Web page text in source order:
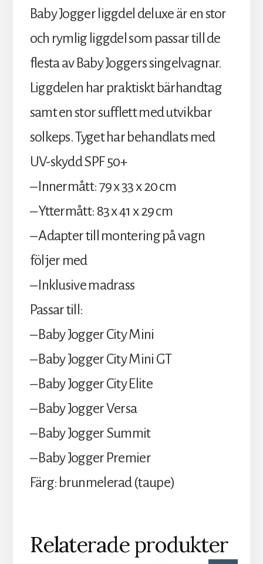
Baby Jogger liggdel deluxe är en stor
och rymlig liggdel som passar till de
flesta av Baby Joggers singelvagnar.
Liggdelen har praktiskt bärhandtag
samt en stor sufflett med utvikbar
solkeps. Tyget har behandlats med
UV-skydd SPF 50+
– Innermått: 79 x 33 x 20 cm
– Yttermått: 83 x 41 x 29 cm
– Adapter till montering på vagn
följer med
– Inklusive madrass
Passar till:
– Baby Jogger City Mini
– Baby Jogger City Mini GT
– Baby Jogger City Elite
– Baby Jogger Versa
– Baby Jogger Summit
– Baby Jogger Premier
Färg: brunmelerad (taupe)
Relaterade produkter